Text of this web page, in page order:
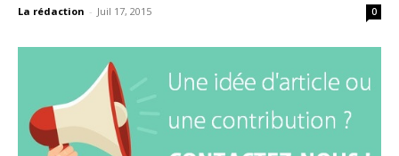
La rédaction - Juil 17, 2015 0